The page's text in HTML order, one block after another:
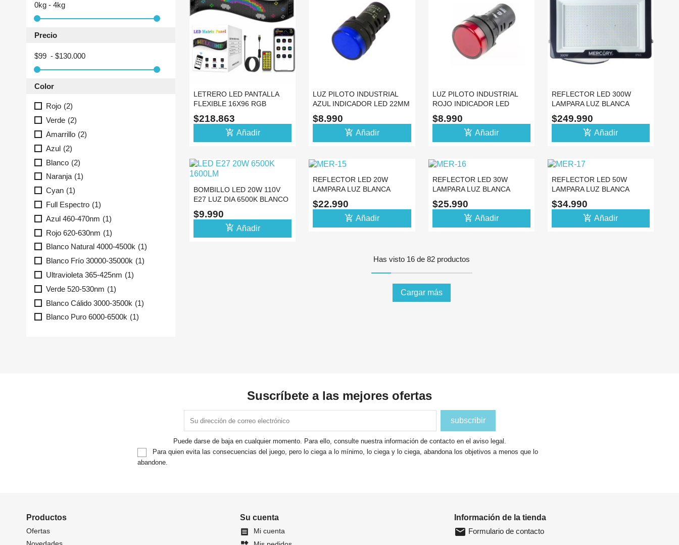
0kg - 4kg
Precio
$99 - $130.000
Color
Rojo (2)
Verde (2)
Amarrillo (2)
Azul (2)
Blanco (2)
Naranja (1)
Cyan (1)
Full Espectro (1)
Azul 460-470nm (1)
Rojo 620-630nm (1)
Blanco Natural 4000-4500k (1)
Blanco Frío 30000-35000k (1)
Ultravioleta 365-425nm (1)
Verde 520-530nm (1)
Blanco Cálido 3000-3500k (1)
Blanco Puro 6000-6500k (1)
LETRERO LED PANTALLA
FLEXIBLE 16X96 RGB
CONTROL BLUETOOTH
$218.863
add_shopping_cart Añadir
LUZ PILOTO INDUSTRIAL
AZUL INDICADOR LED 22MM
110V
$8.990
add_shopping_cart Añadir
LUZ PILOTO INDUSTRIAL
ROJO INDICADOR LED
22MM 110V
$8.990
add_shopping_cart Añadir
REFLECTOR LED 300W
LAMPARA LUZ BLANCA
6500K IP65 110V 220V
$249.990
add_shopping_cart Añadir
BOMBILLO LED 20W 110V
E27 LUZ DIA 6500K BLANCO
1600LM
$9.990
add_shopping_cart Añadir
REFLECTOR LED 20W
LAMPARA LUZ BLANCA
6500K IP65 110V 220V
$22.990
add_shopping_cart Añadir
REFLECTOR LED 30W
LAMPARA LUZ BLANCA
6500K IP65 110V 220V
$25.990
add_shopping_cart Añadir
REFLECTOR LED 50W
LAMPARA LUZ BLANCA
6500K IP65 110V 220V
$34.990
add_shopping_cart Añadir
Has visto 16 de 82 productos
Cargar más
Suscríbete a las mejores ofertas
Puede darse de baja en cualquier momento. Para ello, consulte nuestra información de contacto en el aviso legal.
Para quien evita las consecuencias del juego, pero lo ciega a lo mínimo, lo ciega y lo ciega, abandona los objetivos a menos que lo
abandone.
Productos
Ofertas
Su cuenta
 Mi cuenta
Información de la tienda
email Formulario de contacto